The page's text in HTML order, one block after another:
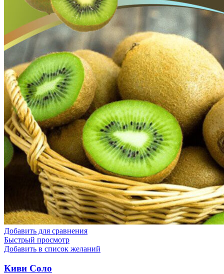
Добавить для сравнения
Быстрый просмотр
Добавить в список желаний
Киви Соло